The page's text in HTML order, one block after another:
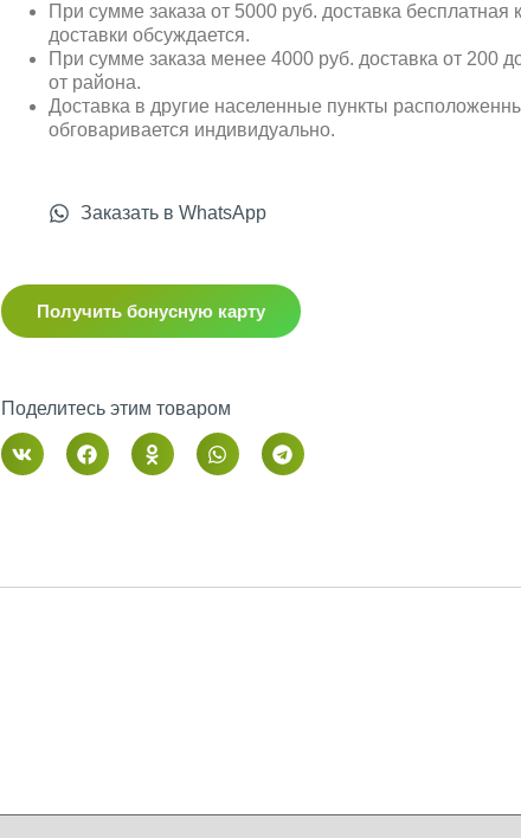
При сумме заказа от 5000 руб. доставка
доставки обсуждается.
При сумме заказа менее 4000 руб. доставка от 200
от района.
Доставка в другие населенные пункты
обговаривается индивидуально.
Заказать в WhatsApp
Получить бонусную карту
Поделитесь этим товаром